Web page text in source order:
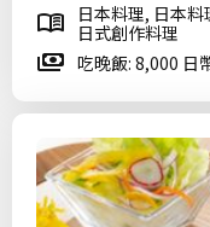
日本料理, 日本
日式創作料理
吃晚飯: 8,000 日